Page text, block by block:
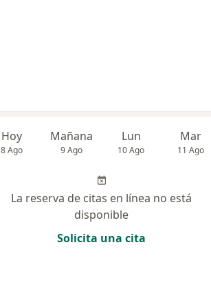
Hoy
8 Ago
Mañana
9 Ago
Lun
10 Ago
Mar
11 Ago
La reserva de citas en línea no está
disponible
Solicita una cita